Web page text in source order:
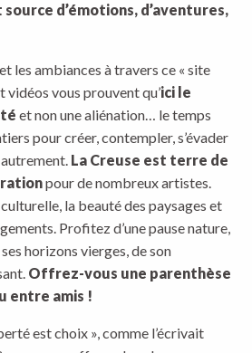
d’émotions, d’aventures,
les ambiances à travers ce « site
vidéos vous prouvent qu’ici le
et non une aliénation… le temps
pour créer, contempler, s’évader
La Creuse est terre de
pour de nombreux artistes.
la beauté des paysages et
Profitez d’une pause nature,
horizons vierges, de son
Offrez-vous une parenthèse
entre amis !
est choix », comme l’écrivait